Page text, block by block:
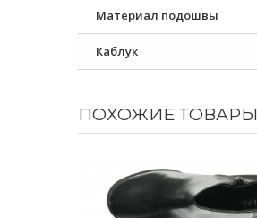
Материал подошвы
Каблук
ПОХОЖИЕ ТОВАРЫ